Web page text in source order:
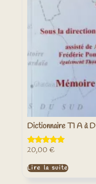
Dictionnaire T1 A à D
Note
sur 5
20,00 €
Lire la suite